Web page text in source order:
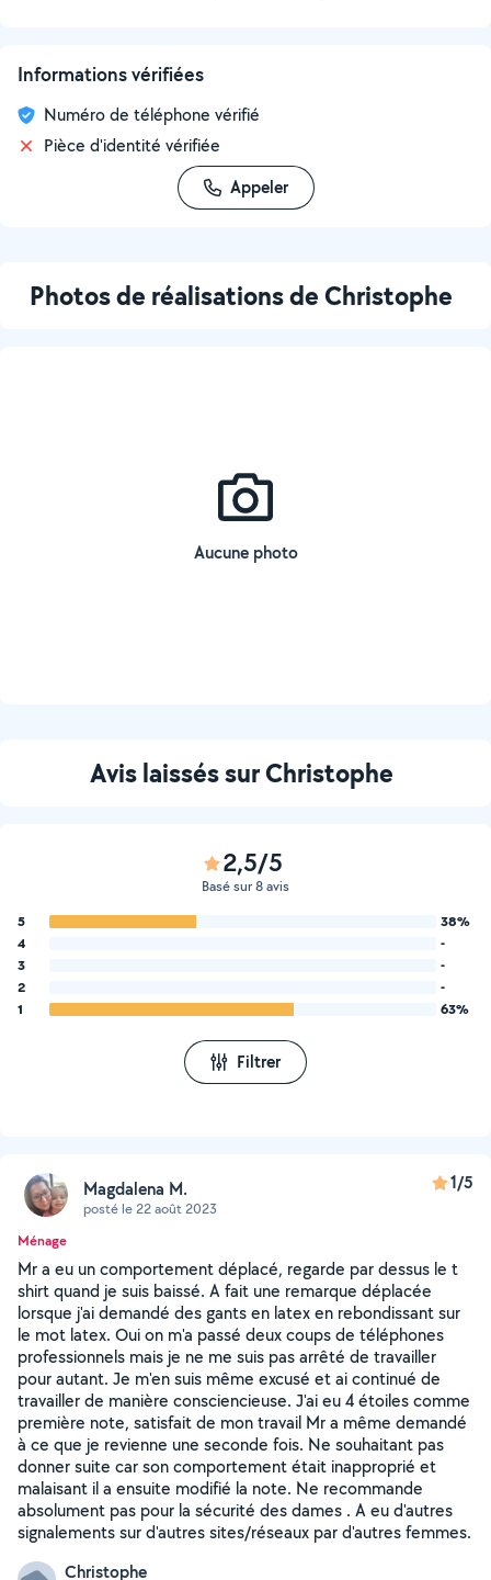
Informations vérifiées
Numéro de téléphone vérifié
Pièce d'identité vérifiée
Appeler
Photos de réalisations de Christophe
Aucune photo
Avis laissés sur Christophe
2,5/5
Basé sur 8 avis
5
38%
4
-
3
-
2
-
1
63%
Filtrer
Magdalena M.
posté le 22 août 2023
1/5
Ménage
Mr a eu un comportement déplacé, regarde par dessus le t
shirt quand je suis baissé. A fait une remarque déplacée
lorsque j'ai demandé des gants en latex en rebondissant sur
le mot latex. Oui on m'a passé deux coups de téléphones
professionnels mais je ne me suis pas arrêté de travailler
pour autant. Je m'en suis même excusé et ai continué de
travailler de manière consciencieuse. J'ai eu 4 étoiles comme
première note, satisfait de mon travail Mr a même demandé
à ce que je revienne une seconde fois. Ne souhaitant pas
donner suite car son comportement était inapproprié et
malaisant il a ensuite modifié la note. Ne recommande
absolument pas pour la sécurité des dames . A eu d'autres
signalements sur d'autres sites/réseaux par d'autres femmes.
Christophe